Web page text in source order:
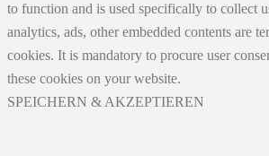
to function and is used specifically to collect
analytics, ads, other embedded contents are
cookies. It is mandatory to procure user
these cookies on your website.
SPEICHERN & AKZEPTIEREN